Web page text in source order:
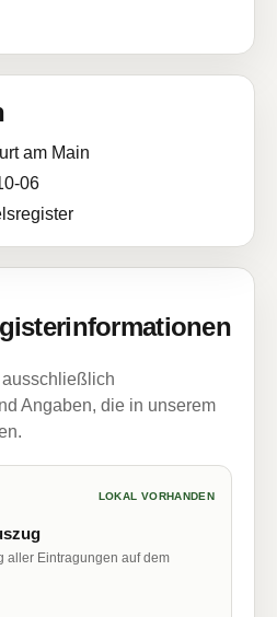
am Main
06
Angaben, die in unserem
LOKAL VORHANDEN
aller Eintragungen auf dem